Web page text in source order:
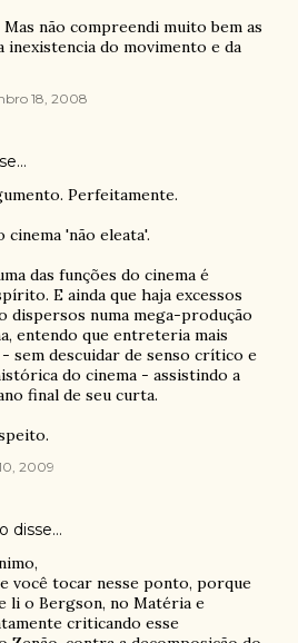
não compreendi muito bem as
inexistencia do movimento e da
18, 2008
Perfeitamente.
'não eleata'.
das funções do cinema é
E ainda que haja excessos
dispersos numa mega-produção
entendo que entreteria mais
sem descuidar de senso crítico e
do cinema - assistindo a
final de seu curta.
2009
disse…
você tocar nesse ponto, porque
li o Bergson, no Matéria e
criticando esse